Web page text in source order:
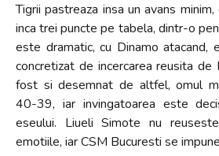
Tigrii pastreaza insa un avans
inca trei puncte pe tabela, dintr-o
este dramatic, cu Dinamo atacand,
concretizat de incercarea reusita de
fost si desemnat de altfel, omul
40-39, iar invingatoarea este
eseului. Liueli Simote nu
emotiile, iar CSM Bucuresti se